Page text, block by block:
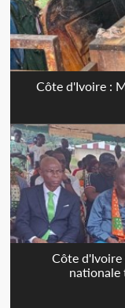
Côte d'Ivoire :
Côte d'Ivoire
nationale